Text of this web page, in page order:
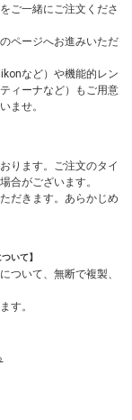
ご一緒にご注文くださ
ページへお進みいただ
など）や機能的レン
ィーナなど）もご用意
ませ。
ります。ご注文のタイ
合がございます。
だきます。あらかじめ
いて】
ついて、無断で複製、
す。